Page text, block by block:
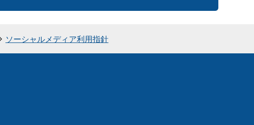
ソーシャルメディア利用指針